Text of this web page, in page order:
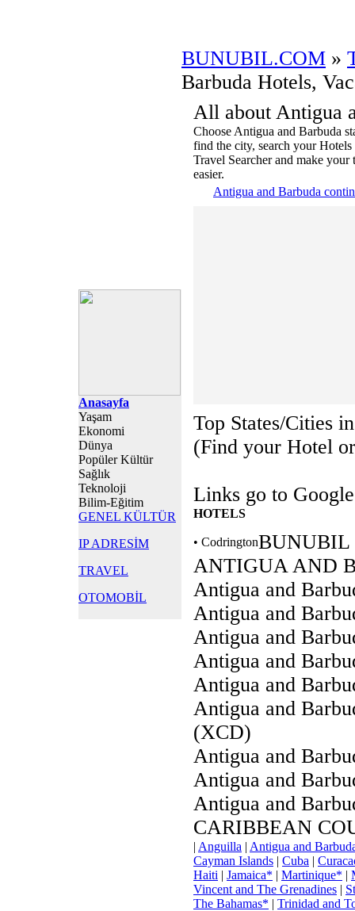
Anasayfa
Yaşam
Ekonomi
Dünya
Popüler Kültür
Sağlık
Teknoloji
Bilim-Eğitim
GENEL KÜLTÜR
IP ADRESİM
TRAVEL
OTOMOBİL
BUNUBIL.COM »
Barbuda Hotels,
All about Antigua
Choose Antigua and Barbuda
find the city, search your
Travel Searcher and make
easier.
Antigua and Barbuda
Top States/Cities
(Find your Hotel
Links go to
HOTELS
• CodringtonBUNUBIL
ANTIGUA AND
Antigua and
Antigua and
Antigua and
Antigua and
Antigua and
Antigua and
(XCD)
Antigua and
Antigua and
Antigua and
CARIBBEAN
| Anguilla | Antigua and
Cayman Islands | Cuba |
Haiti | Jamaica* | Martinique* |
Vincent and The Grenadines |
The Bahamas* | Trinidad and